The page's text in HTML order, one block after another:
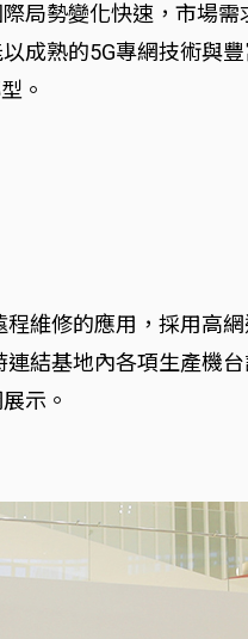
局勢變化快速，市場
成熟的5G專網技術與
。
維修的應用，採用高
結基地內各項生產機
示。